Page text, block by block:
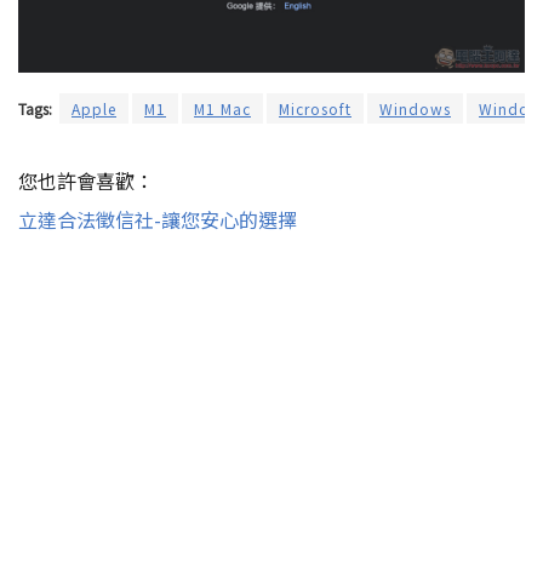
Tags: Apple M1 M1 Mac Microsoft Windows
您也許會喜歡：
立達合法徵信社-讓您安心的選擇